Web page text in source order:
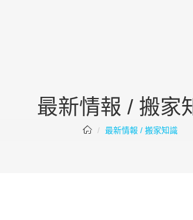
最新情報 / 搬家
最新情報 / 搬家知識